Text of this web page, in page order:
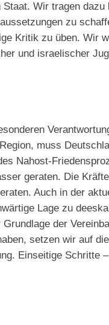
Staat. Wir tragen dazu
zu
Kritik zu üben. Wir
und israelischer
muss
Nahost-
geraten. Die
Auch in der
Lage zu
der
setzen wir auf
Einseitige Schritte